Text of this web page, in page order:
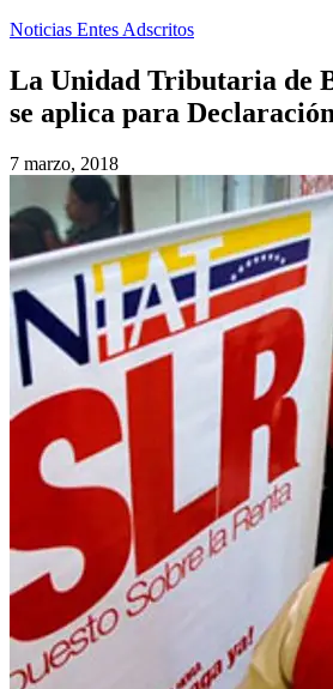
Noticias Entes Adscritos
La Unidad Tributaria de
se aplica para
7 marzo, 2018